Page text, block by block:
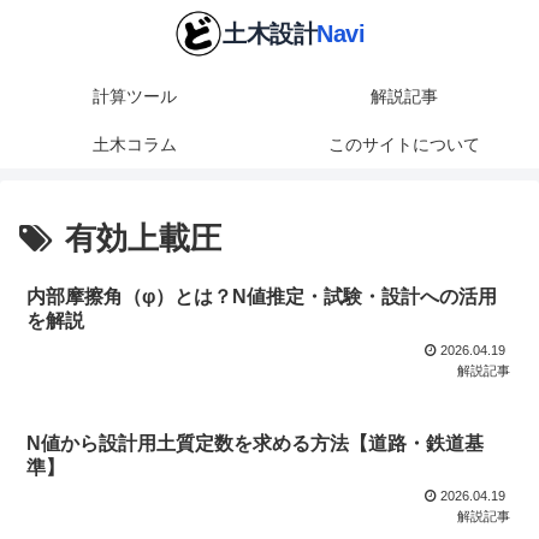
計算ツール 解説記事
土木コラム このサイトについて
有効上載圧
内部摩擦角（φ）とは？N値推定・試験・設計への活用
を解説
2026.04.19
解説記事
N値から設計用土質定数を求める方法【道路・鉄道基
準】
2026.04.19
解説記事